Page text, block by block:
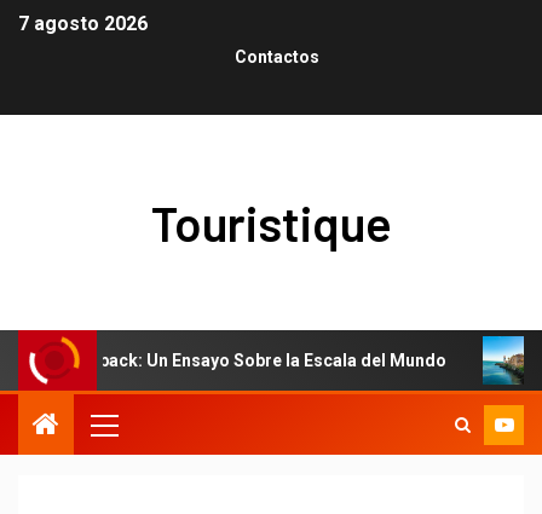
7 agosto 2026
Contactos
Touristique
Un Ensayo Sobre la Escala del Mundo El arte